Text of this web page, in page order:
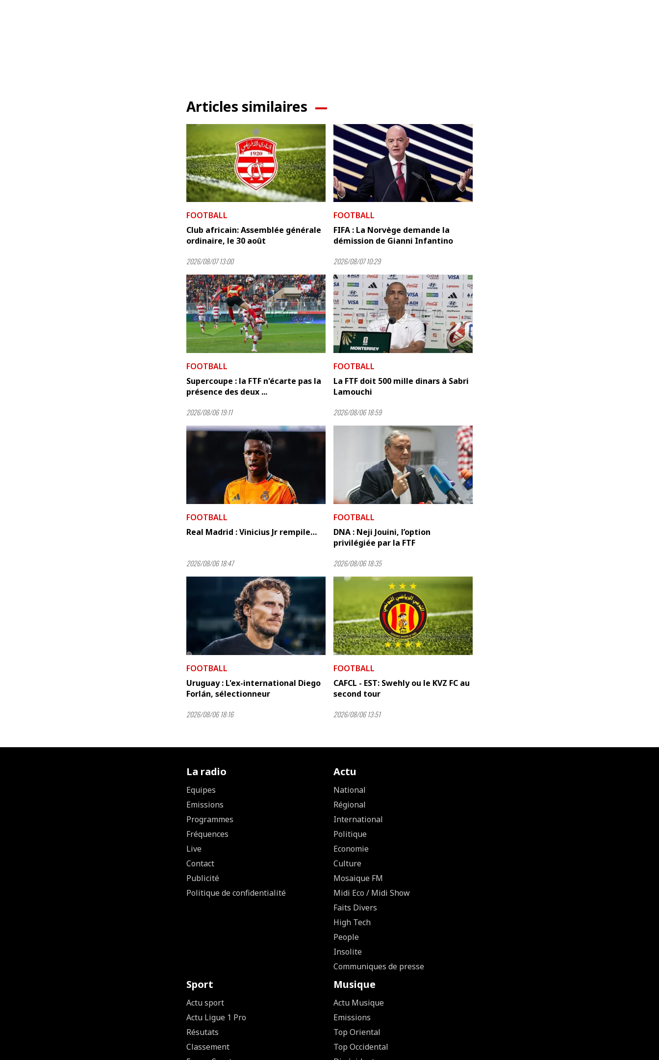
Articles similaires
FOOTBALL
Club africain: Assemblée générale
ordinaire, le 30 août
2026/08/07 13:00
FOOTBALL
FIFA : La Norvège demande la
démission de Gianni Infantino
2026/08/07 10:29
FOOTBALL
Supercoupe : la FTF n'écarte pas la
présence des deux ...
2026/08/06 19:11
FOOTBALL
La FTF doit 500 mille dinars à Sabri
Lamouchi
2026/08/06 18:59
FOOTBALL
Real Madrid : Vinicius Jr rempile…
2026/08/06 18:47
FOOTBALL
DNA : Neji Jouini, l’option
privilégiée par la FTF
2026/08/06 18:35
FOOTBALL
Uruguay : L'ex-international Diego
Forlán, sélectionneur
2026/08/06 18:16
FOOTBALL
CAFCL - EST: Swehly ou le KVZ FC au
second tour
2026/08/06 13:51
La radio
Equipes
Emissions
Programmes
Fréquences
Live
Contact
Publicité
Politique de confidentialité
Actu
National
Régional
International
Politique
Economie
Culture
Mosaique FM
Midi Eco / Midi Show
Faits Divers
High Tech
People
Insolite
Communiques de presse
Sport
Actu sport
Actu Ligue 1 Pro
Résutats
Classement
Musique
Actu Musique
Emissions
Top Oriental
Top Occidental